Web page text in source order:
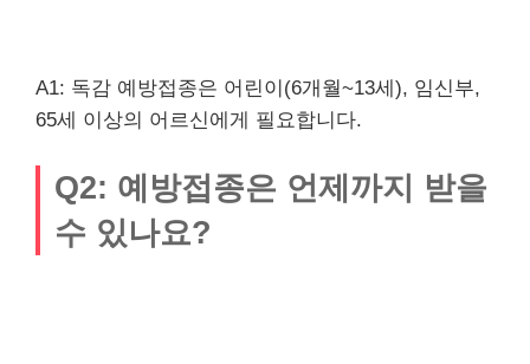
A1: 독감 예방접종은 어린이(6개월~13세), 임신부,
65세 이상의 어르신에게 필요합니다.
Q2: 예방접종은 언제까지 받을
수 있나요?